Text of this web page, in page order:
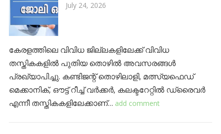
July 24, 2026
കേരളത്തിലെ വിവിധ ജില്ലകളിലേക്ക് വിവിധ
തസ്തികകളിൽ പുതിയ തൊഴിൽ അവസരങ്ങൾ
പ്രഖ്യാപിച്ചു. കണ്ടിജന്റ് തൊഴിലാളി, മത്സ്യഫെഡ്
മെക്കാനിക്, ഔട്ട് റീച്ച് വർക്കർ, കലക്ടറേറ്റിൽ ഡ്രൈവർ
എന്നീ തസ്തികകളിലേക്കാണ്… add comment